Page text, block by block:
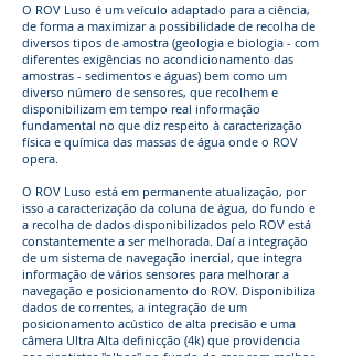
O ROV Luso é um veículo adaptado para a ciência,
de forma a maximizar a possibilidade de recolha de
diversos tipos de amostra (geologia e biologia - com
diferentes exigências no acondicionamento das
amostras - sedimentos e águas) bem como um
diverso número de sensores, que recolhem e
disponibilizam em tempo real informação
fundamental no que diz respeito à caracterização
física e química das massas de água onde o ROV
opera.
O ROV Luso está em permanente atualização, por
isso a caracterização da coluna de água, do fundo e
a recolha de dados disponibilizados pelo ROV está
constantemente a ser melhorada. Daí a integração
de um sistema de navegação inercial, que integra
informação de vários sensores para melhorar a
navegação e posicionamento do ROV. Disponibiliza
dados de correntes, a integração de um
posicionamento acústico de alta precisão e uma
câmera Ultra Alta definicção (4k) que providencia